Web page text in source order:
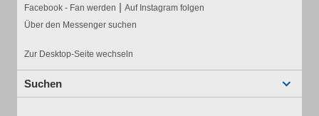
Facebook - Fan werden | Auf Instagram folgen
Über den Messenger suchen
Zur Desktop-Seite wechseln
Suchen